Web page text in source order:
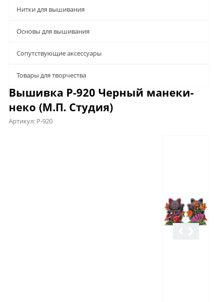
Нитки для вышивания
Основы для вышивания
Сопутствующие аксессуары
Товары для творчества
Вышивка Р-920 Черный манеки-
неко (М.П. Студия)
Артикул: Р-920